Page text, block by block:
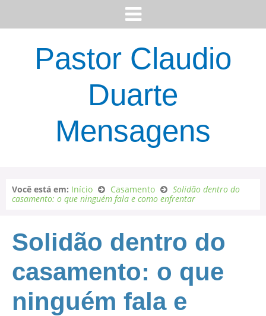
Pastor Claudio
Duarte
Mensagens
Você está em: Início Casamento
Solidão dentro do
casamento: o que ninguém fala e como enfrentar
Solidão dentro do
casamento: o que
ninguém fala e